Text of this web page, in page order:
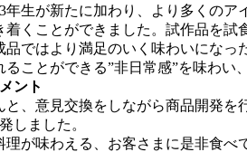
生が新たに加わり、より多くの
くことができました。試作品を
ではより満足のいく味わいになっ
ことができる”非日常感”を味わい
ント
、意見交換をしながら商品開発
しました。
が味わえる、お客さまに是非食べ